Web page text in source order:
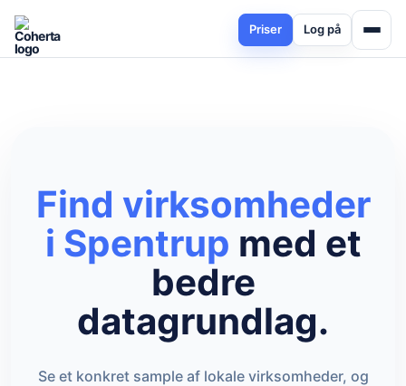
Priser Log på
Find virksomheder
i Spentrup med et
bedre
datagrundlag.
Se et konkret sample af lokale virksomheder, og